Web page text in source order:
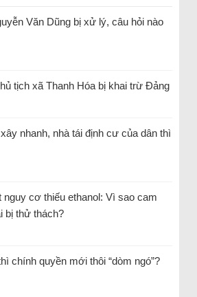
Văn Dũng bị xử lý, câu hỏi nào
tịch xã Thanh Hóa bị khai trừ Đảng
nhanh, nhà tái định cư của dân thì
nguy cơ thiếu ethanol: Vì sao cam
bị thử thách?
chính quyền mới thôi “dòm ngó”?